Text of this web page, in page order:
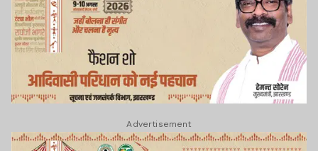
Advertisement